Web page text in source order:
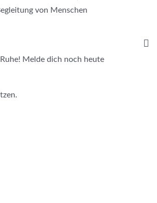
von Menschen
Melde dich noch heute